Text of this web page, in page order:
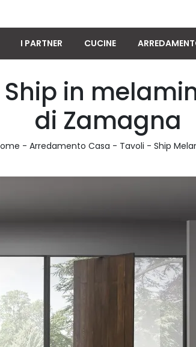
I PARTNER CUCINE
in
di Zamagna
- Arredamento Casa - Tavoli - Ship